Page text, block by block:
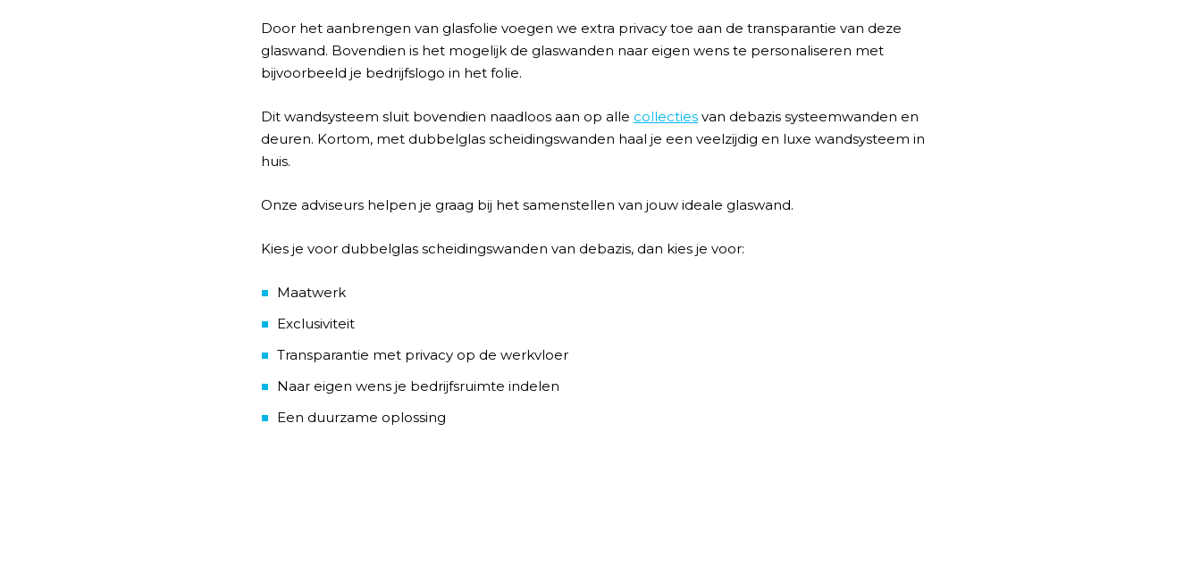
Door het aanbrengen van glasfolie voegen we extra privacy toe aan de transparantie van deze
glaswand. Bovendien is het mogelijk de glaswanden naar eigen wens te personaliseren met
bijvoorbeeld je bedrijfslogo in het folie.
Dit wandsysteem sluit bovendien naadloos aan op alle collecties van debazis systeemwanden en
deuren. Kortom, met dubbelglas scheidingswanden haal je een veelzijdig en luxe wandsysteem in
huis.
Onze adviseurs helpen je graag bij het samenstellen van jouw ideale glaswand.
Kies je voor dubbelglas scheidingswanden van debazis, dan kies je voor:
Maatwerk
Exclusiviteit
Transparantie met privacy op de werkvloer
Naar eigen wens je bedrijfsruimte indelen
Een duurzame oplossing